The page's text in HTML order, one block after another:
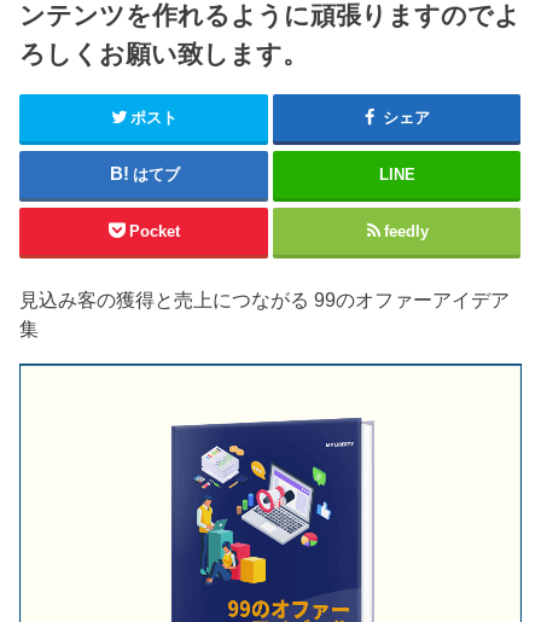
ンテンツを作れるように頑張りますのでよ
ろしくお願い致します。
ポスト シェア
はてブ LINE
Pocket feedly
見込み客の獲得と売上につながる 99のオファーアイデア
集